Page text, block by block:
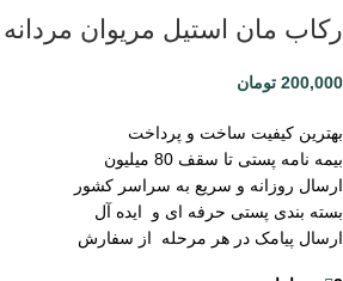
رکاب مان استیل مریوان
200,000 تومان
بهترین کیفیت ساخت و پرداخت
بیمه نامه پستی تا سقف 80 میلیون
ارسال روزانه و سریع به سراسر کشور
بسته بندی پستی حرفه ای و ایده آل
ارسال پیامک در هر مرحله از سفارش